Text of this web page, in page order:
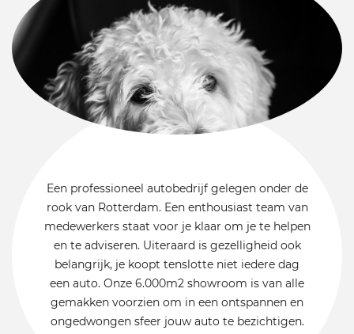
Een professioneel autobedrijf gelegen onder de
rook van Rotterdam. Een enthousiast team van
medewerkers staat voor je klaar om je te helpen
en te adviseren. Uiteraard is gezelligheid ook
belangrijk, je koopt tenslotte niet iedere dag
een auto. Onze 6.000m2 showroom is van alle
gemakken voorzien om in een ontspannen en
ongedwongen sfeer jouw auto te bezichtigen.